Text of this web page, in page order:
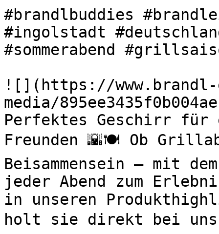
#brandlbuddies
#ingolstadt
#sommerabend
![](https://
media/
Perfektes Geschirr für
Freunden 🌇🍽️ Ob
Beisammensein – mit
jeder Abend zum
in unseren
holt sie direkt bei uns